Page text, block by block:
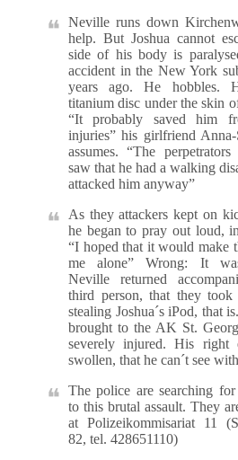
Neville runs down
help. But Joshua cannot
side of his body is
accident in the New York
years ago. He hobbles.
titanium disc under the skin
“It probably saved him
injuries” his girlfriend
assumes. “The
saw that he had a walking
attacked him anyway”
As they attackers kept on
he began to pray out loud,
“I hoped that it would make
me alone” Wrong: It
Neville returned
third person, that they
stealing Joshua´s iPod, that
brought to the AK St.
severely injured. His right
swollen, that he can´t see
The police are searching for
to this brutal assault. They
at Polizeikommisariat 11
82, tel. 428651110)